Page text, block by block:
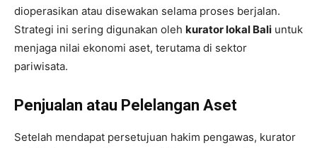
dioperasikan atau disewakan selama proses berjalan.
Strategi ini sering digunakan oleh kurator lokal Bali untuk
menjaga nilai ekonomi aset, terutama di sektor
pariwisata.
Penjualan atau Pelelangan Aset
Setelah mendapat persetujuan hakim pengawas, kurator